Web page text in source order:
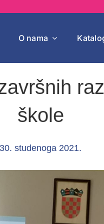
O nama
škole
30. studenoga 2021.